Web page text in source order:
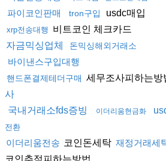
파이코인판매 tron구입 usdc매입
xrp전송대행 비트코인 체크카드
자금믹싱업체 돈믹싱해외거래소
바이낸스구입대행
핸드폰결제테더구매 세무조사피하는방
사
국내거래소fds증빙
이더리움현금화
전환
이더리움전송 코인돈세탁 재정거래세